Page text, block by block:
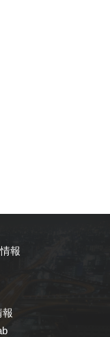
報
報